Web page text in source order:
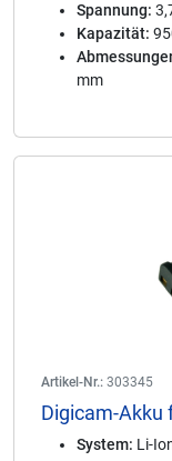
Spannung:
Kapazität:
mm
Artikel-Nr.: 303345
Digicam-Akku
System: Li-